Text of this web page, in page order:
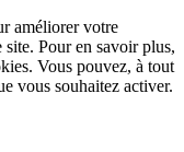
améliorer votre
site. Pour en savoir plus,
Vous pouvez, à tout
vous souhaitez activer.